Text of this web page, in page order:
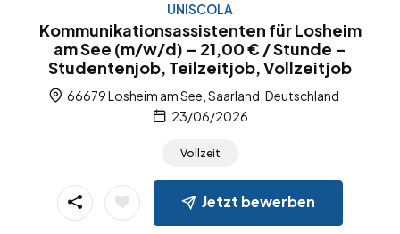
UNISCOLA
Kommunikationsassistenten für Losheim
am See (m/w/d) – 21,00 € / Stunde –
Studentenjob, Teilzeitjob, Vollzeitjob
66679 Losheim am See, Saarland, Deutschland
23/06/2026
Vollzeit
Jetzt bewerben